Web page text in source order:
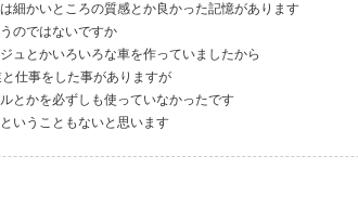
細かいところの質感とか良かった記憶があります
のではないですか
ュとかいろいろな車を作っていましたから
仕事をした事がありますが
とかを必ずしも使っていなかったです
いうこともないと思います